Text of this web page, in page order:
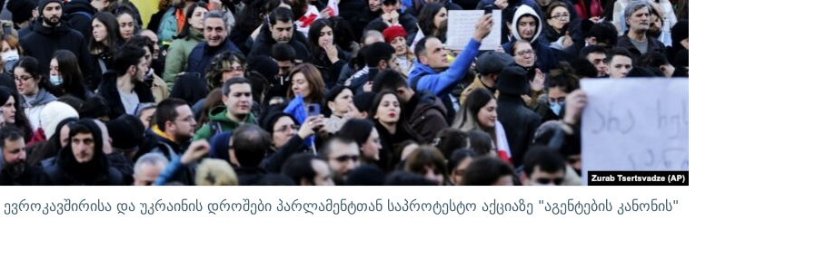
და უკრაინის დროშები პარლამენტთან საპროტესტო აქციაზე "აგენტების კანონის"